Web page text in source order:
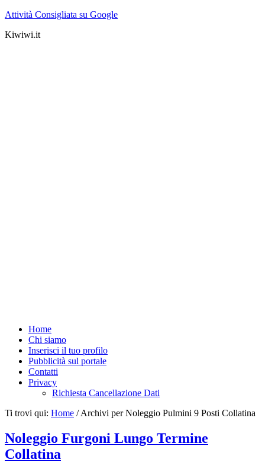
Attività Consigliata su Google
Kiwiwi.it
Home
Chi siamo
Inserisci il tuo profilo
Pubblicità sul portale
Contatti
Privacy
Richiesta Cancellazione Dati
Ti trovi qui: Home /Archivi per Noleggio Pulmini 9 Posti Collatina
Noleggio Furgoni Lungo Termine
Collatina